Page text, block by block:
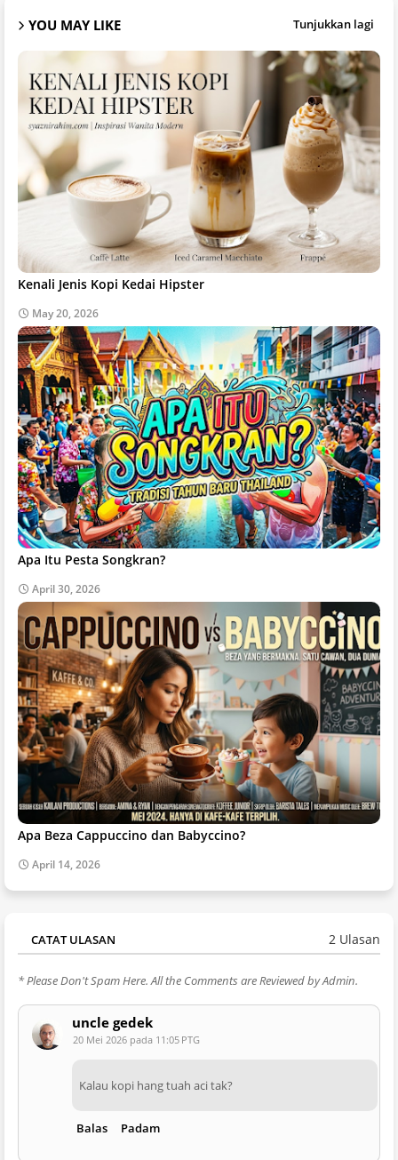
YOU MAY LIKE Tunjukkan lagi
Kenali Jenis Kopi Kedai Hipster
May 20, 2026
Apa Itu Pesta Songkran?
April 30, 2026
Apa Beza Cappuccino dan Babyccino?
April 14, 2026
CATAT ULASAN 2 Ulasan
* Please Don't Spam Here. All the Comments are Reviewed by Admin.
uncle gedek
20 Mei 2026 pada 11:05 PTG
Kalau kopi hang tuah aci tak?
Balas Padam